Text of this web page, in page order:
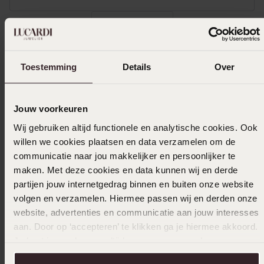
Toestemming Details Over
Jouw voorkeuren
Wij gebruiken altijd functionele en analytische cookies. Ook
willen we cookies plaatsen en data verzamelen om de
communicatie naar jou makkelijker en persoonlijker te
maken. Met deze cookies en data kunnen wij en derde
partijen jouw internetgedrag binnen en buiten onze website
volgen en verzamelen. Hiermee passen wij en derden onze
website, advertenties en communicatie aan jouw interesses
aan. Door op ‘accepteren’ te klikken ga je hiermee akkoord.
over in onscookiebeleid.
Uitverkocht
Ook leuk voor jou